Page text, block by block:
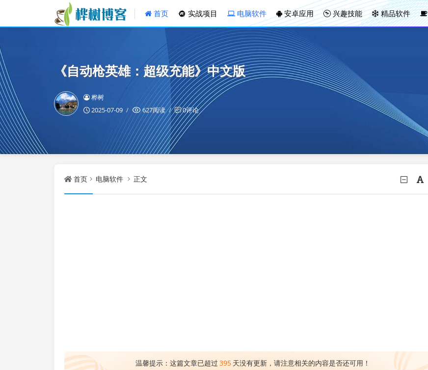
首页 实战项目 电脑软件 安卓应用 兴趣技能 精品软件
《自动枪英雄：超级充能》中文版
桦树
2025-07-09
627阅读 0评论
首页 电脑软件 正文
温馨提示：这篇文章已超过 395 天没有更新，请注意相关的内容是否还可用！